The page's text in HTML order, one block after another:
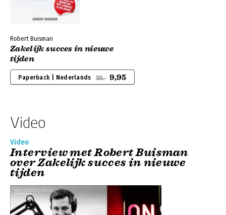
Robert Buisman
Zakelijk succes in nieuwe
tijden
Paperback | Nederlands 25,- 9,95
Video
Video
Interview met Robert Buisman
over Zakelijk succes in nieuwe
tijden